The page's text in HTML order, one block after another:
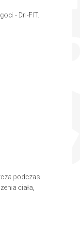
- Dri-FIT.
podczas
ciała,